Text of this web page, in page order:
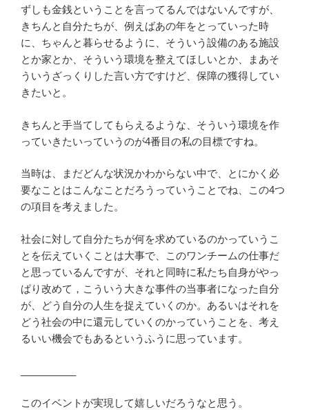
ずしも金銭ということを言ってるんではないんですが、
きちんと自分たちが、例えばあの年をとっていった時
に、ちゃんと暮らせるように、そういう設備のある施設
とか家とか、そういう環境を整えてほしいとか、まあそ
ういうざっくりした言い方ですけど、保障の獲得してい
きたいと。
きちんと手当てしてもらえるような、そういう環境を作
っていきたいっていうのが4番目の私の目標ですね。
当時は、まだどんな状況かわからない中で、とにかく必
要なことはこんなことだろうっていうことでね、この4つ
の項目を考えました。
社会に対して自分たちが何を求めているのかっていうこ
とを伝えていくことは大事で、このワンチームの仕事だ
と思っているんですが、それと同時に私たち自身がやっ
ぱり改めて，こういう大きな事件の当事者になった自分
が、どう自分の人生を捉えていくのか。あるいはそれを
どう社会の中に還元していくのかっていうことを、考え
るいい機会でもあるというふうに思っています。
このイベントが実現して嬉しいだろうなと思う。